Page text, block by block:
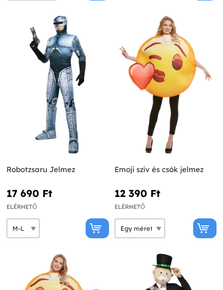
Robotzsaru Jelmez
17 690 Ft‎
ELÉRHETŐ
Emoji szív és csók jelmez
12 390 Ft‎
ELÉRHETŐ